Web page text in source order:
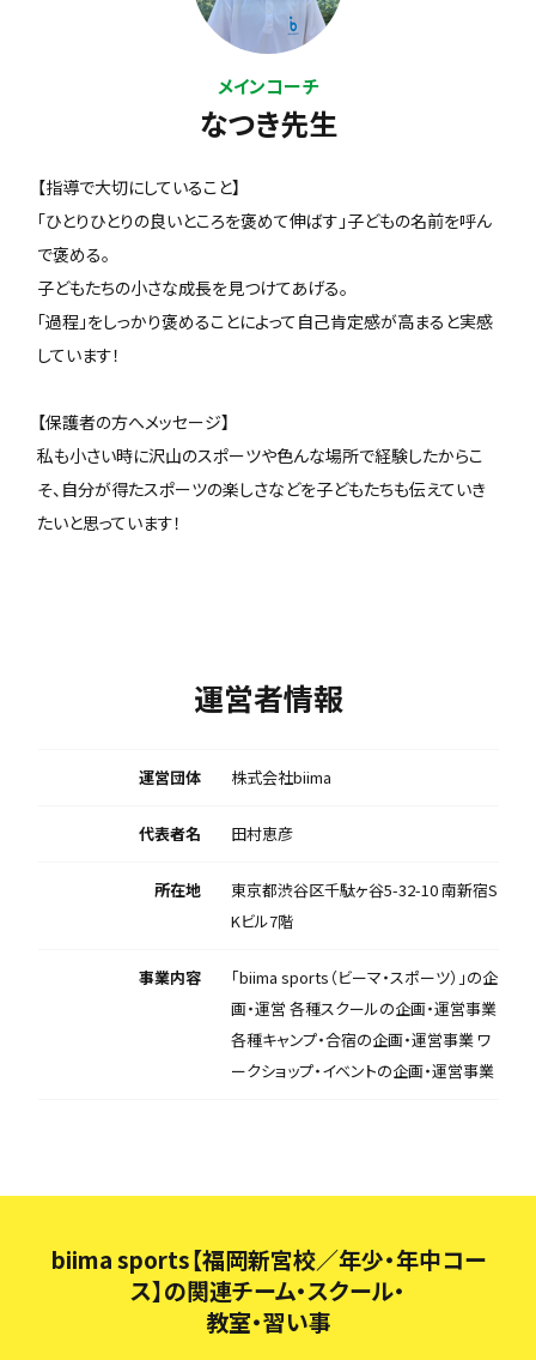
メインコーチ
なつき先生
【指導で大切にしていること】
「ひとりひとりの良いところを褒めて伸ばす」子どもの名前を呼ん
で褒める。
子どもたちの小さな成長を見つけてあげる。
「過程」をしっかり褒めることによって自己肯定感が高まると実感
しています！
【保護者の方へメッセージ】
私も小さい時に沢山のスポーツや色んな場所で経験したからこ
そ、自分が得たスポーツの楽しさなどを子どもたちも伝えていき
たいと思っています！
運営者情報
運営団体 株式会社biima
代表者名 田村恵彦
所在地
東京都渋谷区千駄ヶ谷5-32-10 南新宿S
Kビル7階
事業内容
「biima sports（ビーマ・スポーツ）」の企
画・運営 各種スクールの企画・運営事業
各種キャンプ・合宿の企画・運営事業 ワ
ークショップ・イベントの企画・運営事業
biima sports【福岡新宮校／年少・年中コー
ス】の関連チーム・スクール・
教室・習い事